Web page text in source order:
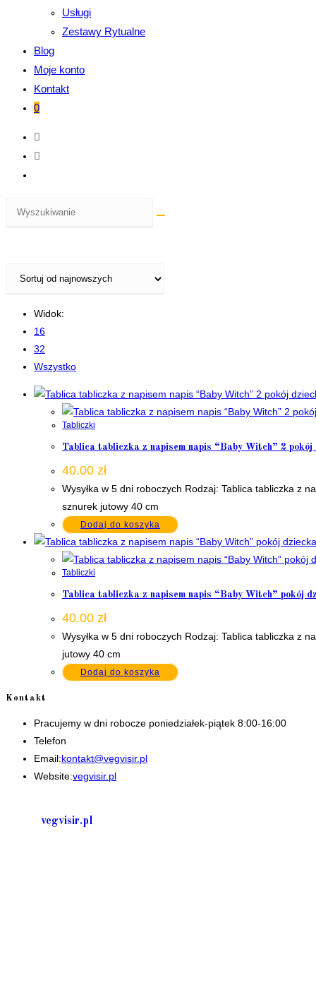
Usługi
Zestawy Rytualne
Blog
Moje konto
Kontakt
0
Widok:
16
32
Wszystko
Tabliczki
Tablica tabliczka z napisem napis “Baby Witch” 2
40.00 zł
Wysyłka w 5 dni roboczych Rodzaj: Tablica tabliczka z
sznurek jutowy 40 cm
Dodaj do koszyka
Tabliczki
Tablica tabliczka z napisem napis “Baby Witch” pokój
40.00 zł
Wysyłka w 5 dni roboczych Rodzaj: Tablica tabliczka z
jutowy 40 cm
Dodaj do koszyka
Kontakt
Pracujemy w dni robocze poniedziałek-piątek 8:00-16:00
Telefon
Email:kontakt@vegvisir.plOpens
Website:vegvisir.pl
vegvisir.pl